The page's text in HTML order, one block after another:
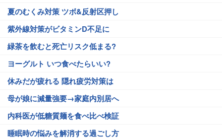
夏のむくみ対策 ツボ&反射区押し
紫外線対策がビタミンD不足に
緑茶を飲むと死亡リスク低まる?
ヨーグルト いつ食べたらいい?
休みだが疲れる 隠れ疲労対策は
母が娘に減量強要→家庭内別居へ
内科医が低糖質麺を食べ比べ検証
睡眠時の悩みを解消する過ごし方